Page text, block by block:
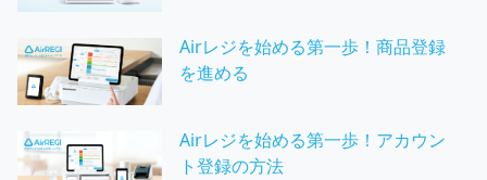
Airレジを始める第一歩！商品登録
を進める
Airレジを始める第一歩！アカウン
ト登録の方法